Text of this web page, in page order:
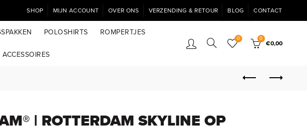
SHOP MIJN ACCOUNT OVER ONS VERZENDING & RETOUR BLOG CONTACT
POLOSHIRTS ROMPERTJES
ACCESSOIRES
0 0
€0,00
| ROTTERDAM SKYLINE OP